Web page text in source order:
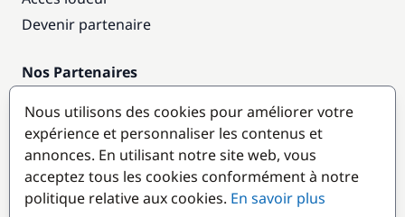
Devenir partenaire
Nos Partenaires
Destinations populaires
Nous utilisons des cookies pour améliorer votre
expérience et personnaliser les contenus et
annonces. En utilisant notre site web, vous
acceptez tous les cookies conformément à notre
politique relative aux cookies. En savoir plus